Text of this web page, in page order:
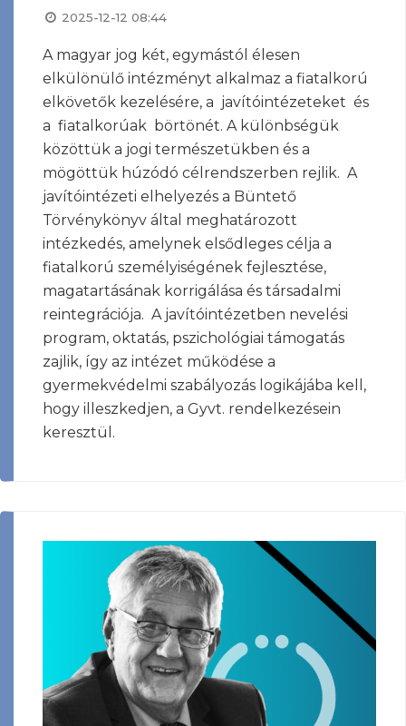
2025-12-12 08:44
A magyar jog két, egymástól élesen
elkülönülő intézményt alkalmaz a fiatalkorú
elkövetők kezelésére, a javítóintézeteket és
a fiatalkorúak börtönét. A különbségük
közöttük a jogi természetükben és a
mögöttük húzódó célrendszerben rejlik. A
javítóintézeti elhelyezés a Büntető
Törvénykönyv által meghatározott
intézkedés, amelynek elsődleges célja a
fiatalkorú személyiségének fejlesztése,
magatartásának korrigálása és társadalmi
reintegrációja. A javítóintézetben nevelési
program, oktatás, pszichológiai támogatás
zajlik, így az intézet működése a
gyermekvédelmi szabályozás logikájába kell,
hogy illeszkedjen, a Gyvt. rendelkezésein
keresztül.